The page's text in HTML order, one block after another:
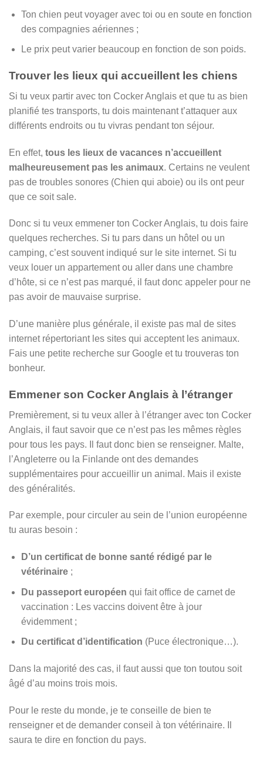
Ton chien peut voyager avec toi ou en soute en fonction
des compagnies aériennes ;
Le prix peut varier beaucoup en fonction de son poids.
Trouver les lieux qui accueillent les chiens
Si tu veux partir avec ton Cocker Anglais et que tu as bien
planifié tes transports, tu dois maintenant t’attaquer aux
différents endroits ou tu vivras pendant ton séjour.
En effet, tous les lieux de vacances n’accueillent
malheureusement pas les animaux. Certains ne veulent
pas de troubles sonores (Chien qui aboie) ou ils ont peur
que ce soit sale.
Donc si tu veux emmener ton Cocker Anglais, tu dois faire
quelques recherches. Si tu pars dans un hôtel ou un
camping, c’est souvent indiqué sur le site internet. Si tu
veux louer un appartement ou aller dans une chambre
d’hôte, si ce n’est pas marqué, il faut donc appeler pour ne
pas avoir de mauvaise surprise.
D’une manière plus générale, il existe pas mal de sites
internet répertoriant les sites qui acceptent les animaux.
Fais une petite recherche sur Google et tu trouveras ton
bonheur.
Emmener son Cocker Anglais à l’étranger
Premièrement, si tu veux aller à l’étranger avec ton Cocker
Anglais, il faut savoir que ce n’est pas les mêmes règles
pour tous les pays. Il faut donc bien se renseigner. Malte,
l’Angleterre ou la Finlande ont des demandes
supplémentaires pour accueillir un animal. Mais il existe
des généralités.
Par exemple, pour circuler au sein de l’union européenne
tu auras besoin :
D’un certificat de bonne santé rédigé par le
vétérinaire;
Du passeport européen qui fait office de carnet de
vaccination : Les vaccins doivent être à jour
évidemment ;
Du certificat d’identification (Puce électronique…).
Dans la majorité des cas, il faut aussi que ton toutou soit
âgé d’au moins trois mois.
Pour le reste du monde, je te conseille de bien te
renseigner et de demander conseil à ton vétérinaire. Il
saura te dire en fonction du pays.